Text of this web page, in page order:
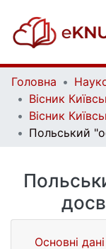
Головна
Основні дані